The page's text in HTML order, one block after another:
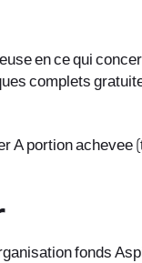
en ce qui
complets
A portion achevee
fonds